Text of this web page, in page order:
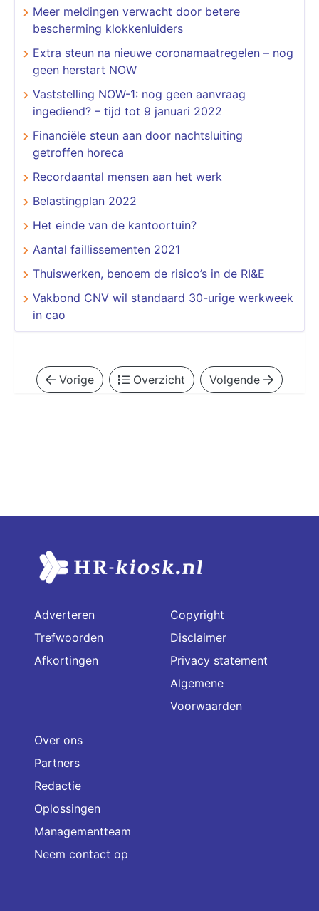
Meer meldingen verwacht door betere
bescherming klokkenluiders
Extra steun na nieuwe coronamaatregelen – nog
geen herstart NOW
Vaststelling NOW-1: nog geen aanvraag
ingediend? – tijd tot 9 januari 2022
Financiële steun aan door nachtsluiting
getroffen horeca
Recordaantal mensen aan het werk
Belastingplan 2022
Het einde van de kantoortuin?
Aantal faillissementen 2021
Thuiswerken, benoem de risico’s in de RI&E
Vakbond CNV wil standaard 30-urige werkweek
in cao
Vorige Overzicht Volgende
Adverteren
Trefwoorden
Afkortingen
Copyright
Disclaimer
Privacy statement
Algemene
Voorwaarden
Over ons
Partners
Redactie
Oplossingen
Managementteam
Neem contact op